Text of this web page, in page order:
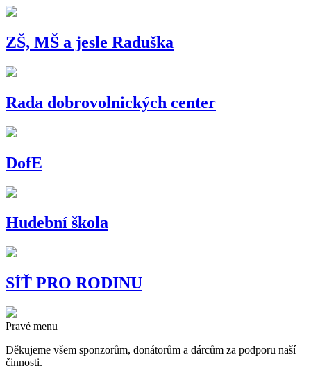
ZŠ, MŠ a jesle Raduška
Rada dobrovolnických center
DofE
Hudební škola
SÍŤ PRO RODINU
Pravé menu
Děkujeme všem sponzorům, donátorům a dárcům za podporu naší
činnosti.